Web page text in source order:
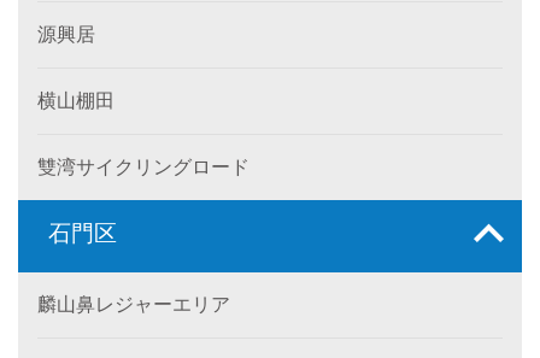
源興居
横山棚田
雙湾サイクリングロード
石門区
麟山鼻レジャーエリア